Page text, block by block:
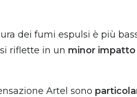
dei fumi espulsi è più
riflette in un minor
Artel sono